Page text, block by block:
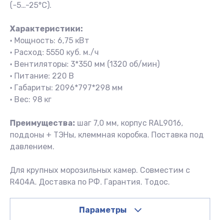
(-5…-25°С).
Характеристики:
• Мощность: 6,75 кВт
• Расход: 5550 куб. м./ч
• Вентиляторы: 3*350 мм (1320 об/мин)
• Питание: 220 В
• Габариты: 2096*797*298 мм
• Вес: 98 кг
Преимущества: шаг 7,0 мм, корпус RAL9016,
поддоны + ТЭНы, клеммная коробка. Поставка под
давлением.
Для крупных морозильных камер. Совместим с
R404A. Доставка по РФ. Гарантия. Тодос.
Параметры